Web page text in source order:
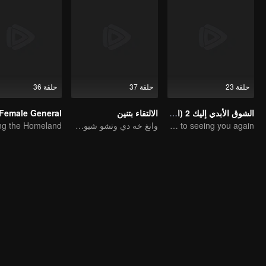
حلقة 23
الشوق الأبدي إليك 2 (النسخة الإنجليزية)
Looking forward to seeing you again
حلقة 37
الالتقاء بتنين
وانغ خه دي وتشو شيوى دان في أربعة أعمار من الحب
حلقة 36